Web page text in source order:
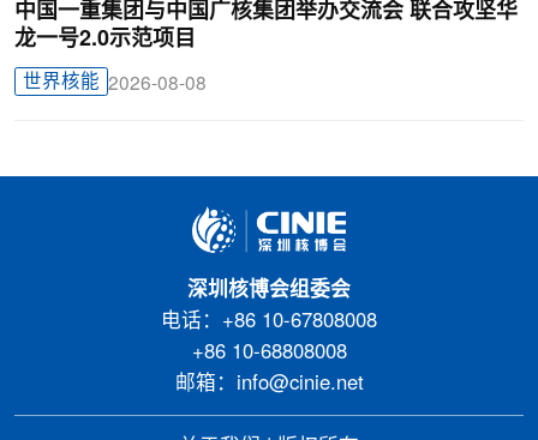
中国一重集团与中国广核集团举办交流会 联合攻坚华
龙一号2.0示范项目
世界核能 2026-08-08
深圳核博会组委会
电话：+86 10-67808008
+86 10-68808008
邮箱：info@cinie.net